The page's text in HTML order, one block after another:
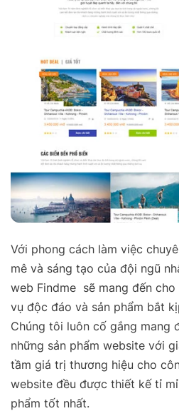
Với phong cách làm việc
mê và sáng tạo của đội ngũ
web Findme sẽ mang đến
vụ độc đáo và sản phẩm bắt
Chúng tôi luôn cố gắng mang
những sản phẩm website với
tầm giá trị thương hiệu cho
website đều được thiết kế tỉ
phẩm tốt nhất.